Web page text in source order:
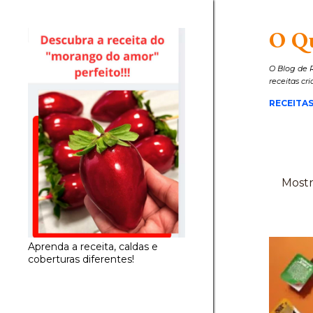
O
O Blog de
receitas
s
Aprenda a receita, caldas e
coberturas diferentes!